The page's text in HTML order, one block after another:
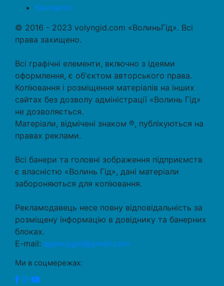
Контакти
© 2016 - 2023 volyngid.com «ВолиньГід». Всі
права захищено.
Всі графічні елементи, включно з ідеями
оформлення, є об'єктом авторського права.
Копіювання і розміщення матеріалів на інших
сайтах без дозволу адміністрації «Волинь Гід»
не дозволяється.
Матеріали, відмічені знаком ℗, публікуються на
правах реклами.
Всі банери та головні зображення підприємств
є власністю «Волинь Гід», дані матеріали
забороняються для копіювання.
Рекламодавець несе повну відповідальність за
розміщену інформацію в довіднику та банерних
блоках.
E-mail: agencygid@gmail.com
Ми в соцмережах: